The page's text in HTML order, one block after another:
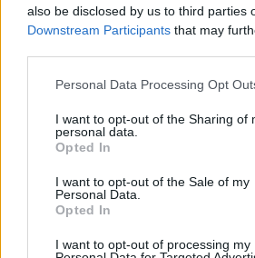
also be disclosed by us to third parties
Downstream Participants that may
Please note that this website/app uses
not limited to your visit or usage
grant or deny consent to Google and
use your data for below specified
consent section.
Personal Data Processing Opt
I want to opt-out of the Sharing of
personal data.
Opted In
I want to opt-out of the Sale of my
Personal Data.
Opted In
I want to opt-out of processing my
03-02-
One:
τάσης
τον